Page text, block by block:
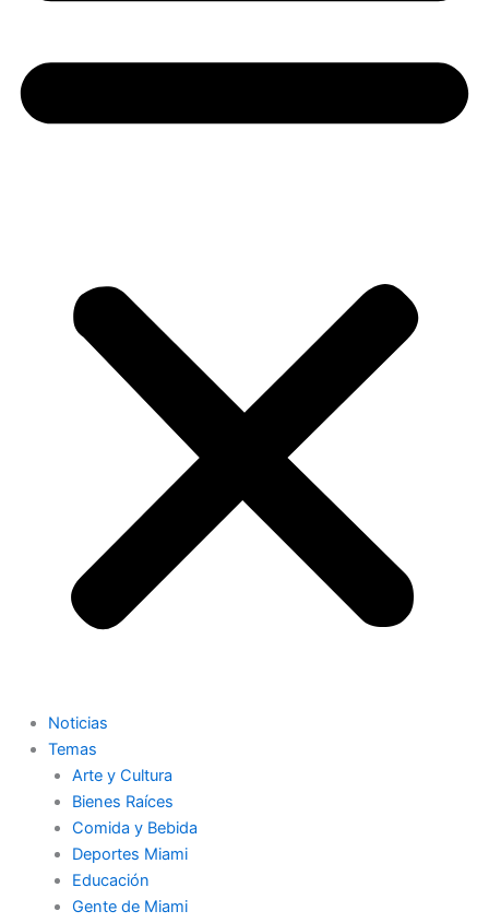
Noticias
Temas
Arte y Cultura
Bienes Raíces
Comida y Bebida
Deportes Miami
Educación
Gente de Miami